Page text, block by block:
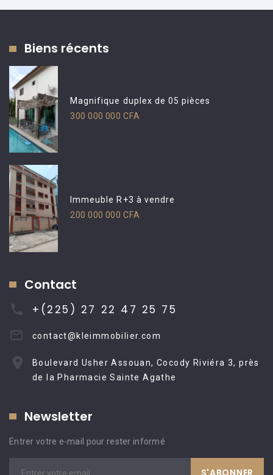
Biens récents
Magnifique duplex de 05 pièces
300 000 000 CFA
Immeuble R+3 à vendre
200 000 000 CFA
Contact
+(225) 27 22 47 25 75
contact@kleimmobilier.com
Boulevard Usher Assouan, Cocody Riviéra 3, près
de la Pharmacie Sainte Agathe
Newsletter
Entrer votre e-mail pour rester informé